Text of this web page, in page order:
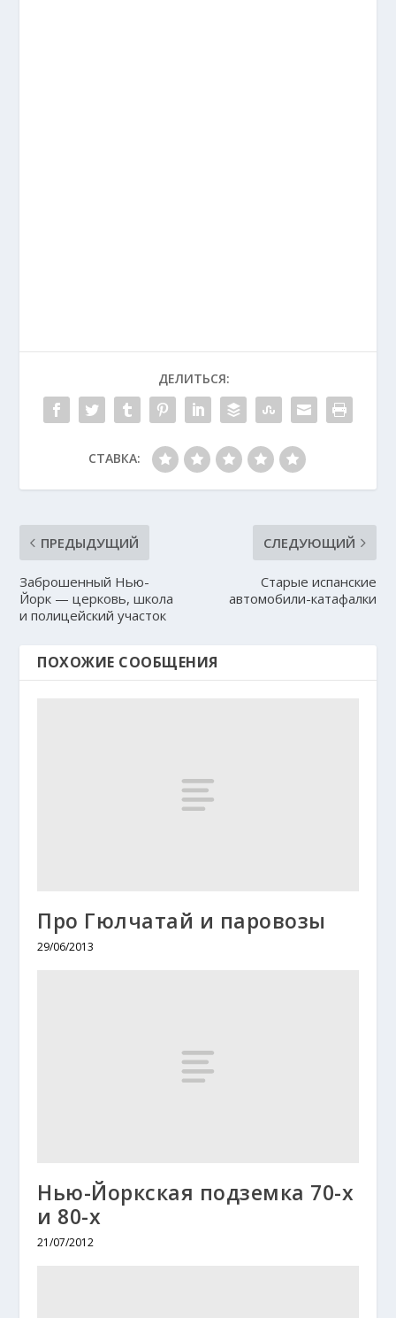
ДЕЛИТЬСЯ:
СТАВКА:
ПРЕДЫДУЩИЙ
Заброшенный Нью-
Йорк — церковь, школа
и полицейский участок
СЛЕДУЮЩИЙ
Старые испанские
автомобили-катафалки
ПОХОЖИЕ СООБЩЕНИЯ
Про Гюлчатай и паровозы
29/06/2013
Нью-Йоркская подземка 70-х
и 80-х
21/07/2012